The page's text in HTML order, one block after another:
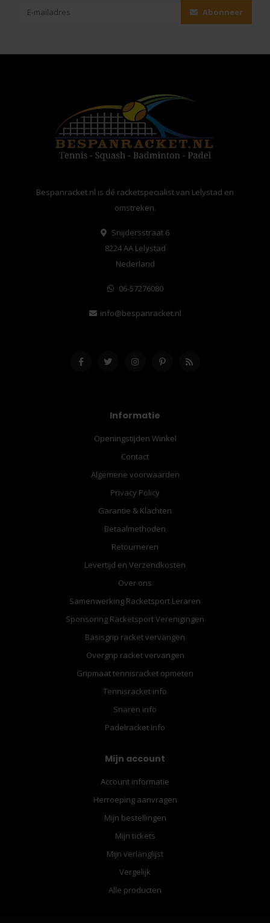
Abonneer
Bespanracket.nl is dé racketspecialist van Lelystad en
omstreken.
Snijdersstraat 6
8224 AA Lelystad
Nederland
06-57276080
info@bespanracket.nl
Informatie
Openingstijden Winkel
Contact
Algemene voorwaarden
Privacy Policy
Garantie & Klachten
Betaalmethoden
Retourneren
Levertijd en Verzendkosten
Over ons
Samenwerking Racketsport Leraren
Sponsoring Racketsport Verenigingen
Basisgrip racket vervangen
Overgrip racket vervangen
Gripmaat tennisracket opmeten
Tennisracket info
Snaren info
Padelracket Info
Mijn account
Account informatie
Herroeping aanvragen
Mijn bestellingen
Mijn tickets
Mijn verlanglijst
Vergelijk
Alle producten